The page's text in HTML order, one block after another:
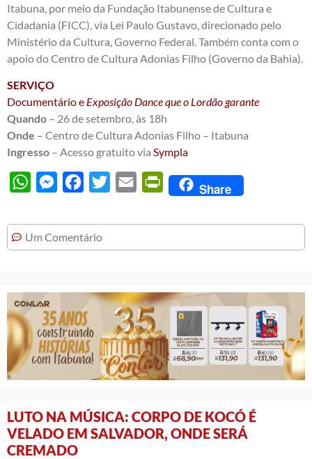
Itabuna, por meio da Fundação Itabunense de Cultura e
Cidadania (FICC), via Lei Paulo Gustavo, direcionado pelo
Ministério da Cultura, Governo Federal. Também conta com o
apoio do Centro de Cultura Adonias Filho (Governo da Bahia).
SERVIÇO
Documentário e Exposição Dance que o Lordão garante
Quando – 26 de setembro, às 18h
Onde – Centro de Cultura Adonias Filho – Itabuna
Ingresso – Acesso gratuito via Sympla
WhatsAppMessengerFacebook
Twitter Email PrintFriendly
Share
Um Comentário
LUTO NA MÚSICA: CORPO DE KOCÓ É
VELADO EM SALVADOR, ONDE SERÁ
CREMADO